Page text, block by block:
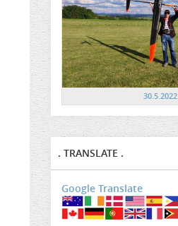
30.5.2022
. TRANSLATE .
Google Translate